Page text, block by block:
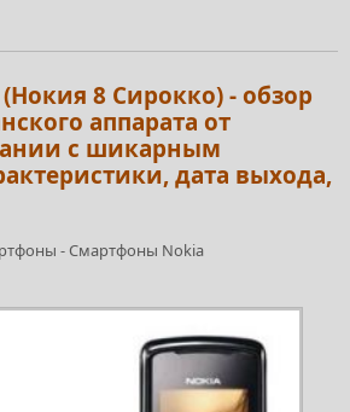
8 Сирокко) - обзор
аппарата от
с шикарным
дата выхода,
-Смартфоны Nokia